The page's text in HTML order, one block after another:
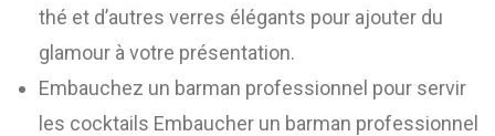
thé et d’autres verres élégants pour ajouter du
glamour à votre présentation.
Embauchez un barman professionnel pour servir
les cocktails Embaucher un barman professionnel